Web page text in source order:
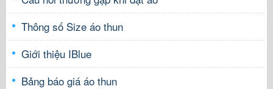
Thông số Size áo thun
Giới thiệu IBlue
Bảng báo giá áo thun